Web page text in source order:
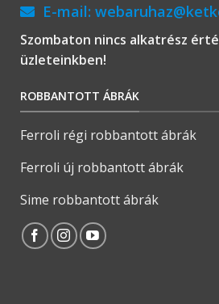
E-mail:
Szombaton nincs alkatrész
üzleteinkben!
ROBBANTOTT ÁBRÁK
Ferroli régi robbantott ábrák
Ferroli új robbantott ábrák
Sime robbantott ábrák